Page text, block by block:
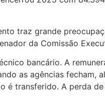
traz grande
da Comissão
bancário. A
as agências fecham,
é transferido. A perda